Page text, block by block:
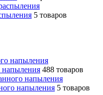
5 товаров
напыления 488 товаров
напыления 5 товаров